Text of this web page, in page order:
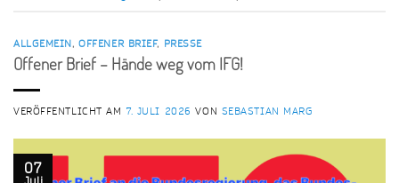
ALLGEMEIN,OFFENER BRIEF, PRESSE
Offener Brief – Hände weg vom IFG!
VERÖFFENTLICHT AM 7. JULI 2026 VON SEBASTIAN MARG
07